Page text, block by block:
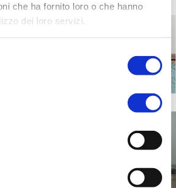
che ha fornito loro o che hanno
dei loro servizi.